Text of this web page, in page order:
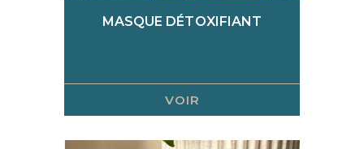
MASQUE DÉTOXIFIANT
VOIR